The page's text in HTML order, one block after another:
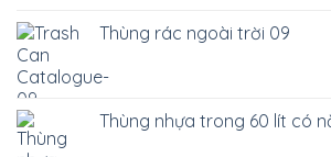
Thùng rác ngoài trời 09
Thùng nhựa trong 60 lít có